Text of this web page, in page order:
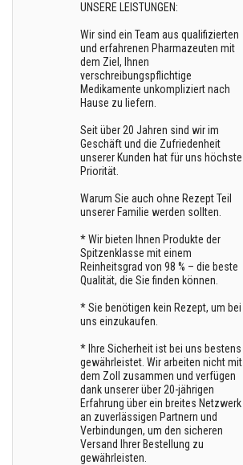
UNSERE LEISTUNGEN:
Wir sind ein Team aus qualifizierten
und erfahrenen Pharmazeuten mit
dem Ziel, Ihnen
verschreibungspflichtige
Medikamente unkompliziert nach
Hause zu liefern.
Seit über 20 Jahren sind wir im
Geschäft und die Zufriedenheit
unserer Kunden hat für uns höchste
Priorität.
Warum Sie auch ohne Rezept Teil
unserer Familie werden sollten.
* Wir bieten Ihnen Produkte der
Spitzenklasse mit einem
Reinheitsgrad von 98 % – die beste
Qualität, die Sie finden können.
* Sie benötigen kein Rezept, um bei
uns einzukaufen.
* Ihre Sicherheit ist bei uns bestens
gewährleistet. Wir arbeiten nicht mit
dem Zoll zusammen und verfügen
dank unserer über 20-jährigen
Erfahrung über ein breites Netzwerk
an zuverlässigen Partnern und
Verbindungen, um den sicheren
Versand Ihrer Bestellung zu
gewährleisten.